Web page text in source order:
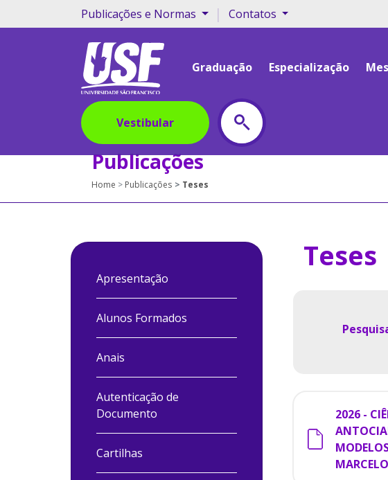
Publicações e Normas | Contatos
Graduação Especialização
Vestibular
#os menus sao dividos pelos
Publicações
Home Publicações Teses
Apresentação
Alunos Formados
Anais
Autenticação de
Documento
Cartilhas
Teses
2026 -